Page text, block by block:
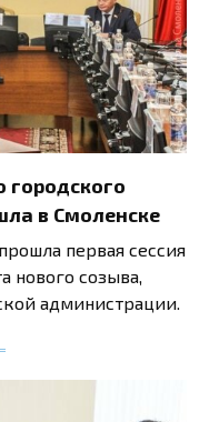
городского
в Смоленске
первая сессия
нового созыва,
администрации.